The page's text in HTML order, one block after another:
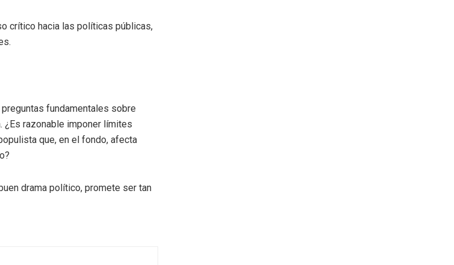
crítico hacia las políticas públicas,
fundamentales sobre
¿Es razonable imponer límites
que, en el fondo, afecta
drama político, promete ser tan